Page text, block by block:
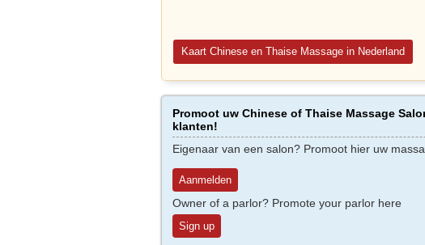
Kaart Chinese en Thaise Massage in Nederland
Promoot uw Chinese of Thaise Massage
klanten!
Eigenaar van een salon? Promoot hier uw
Aanmelden
Owner of a parlor? Promote your parlor here
Sign up